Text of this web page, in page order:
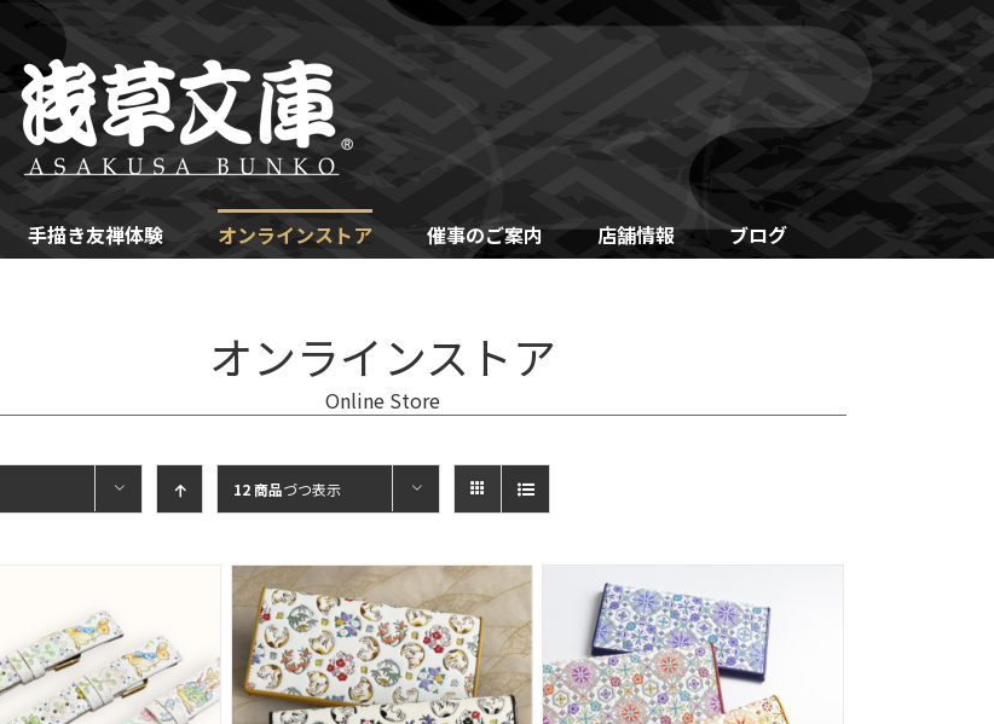
手描き友禅体験 オンラインストア 催事のご案内 店舗情報 ブログ
オンラインストア
Online Store
12 商品づつ表示